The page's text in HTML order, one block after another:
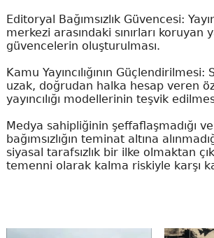
Editoryal Bağımsızlık Güvencesi:
merkezi arasındaki sınırları koruyan
güvencelerin oluşturulması.
Kamu Yayıncılığının Güçlendirilmesi:
uzak, doğrudan halka hesap veren
yayıncılığı modellerinin teşvik
Medya sahipliğinin şeffaflaşmadığı
bağımsızlığın teminat altına
siyasal tarafsızlık bir ilke olmaktan
temenni olarak kalma riskiyle karşı